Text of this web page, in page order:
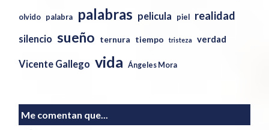
olvido palabra palabras pelicula piel realidad
silencio sueño ternura tiempo tristeza verdad
Vicente Gallego vida Ángeles Mora
Me comentan que...